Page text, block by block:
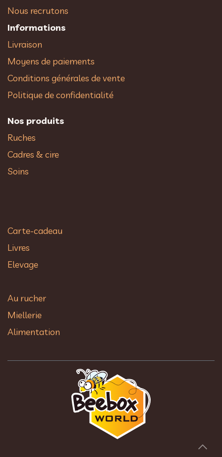
Nous recrutons
Informations
Livraison
Moyens de paiements
Conditions générales de vente
Politique de confidentialité
Nos produits
Ruches
Cadres & cire
Soins
Carte-cadeau
Livres
Elevage
Au rucher​
Miellerie
Alimentation